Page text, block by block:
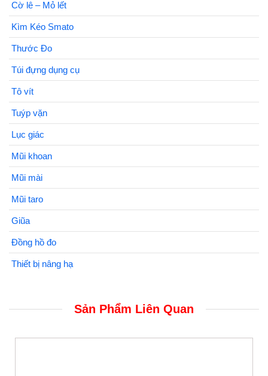
Cờ lê – Mỏ lết
Kìm Kéo Smato
Thước Đo
Túi đựng dụng cụ
Tô vít
Tuýp vặn
Lục giác
Mũi khoan
Mũi mài
Mũi taro
Giũa
Đồng hồ đo
Thiết bị nâng hạ
Sản Phẩm Liên Quan